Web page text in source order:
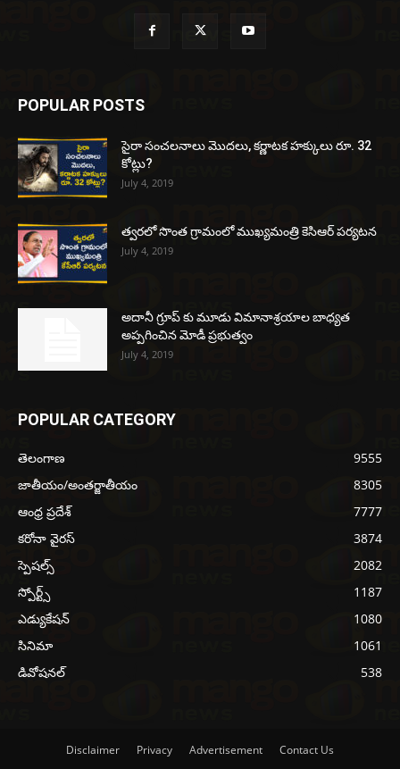
POPULAR POSTS
సైరా సంచలనాలు మొదలు, కర్ణాటక హక్కులు రూ. 32
కోట్లు?
July 4, 2019
త్వరలో సొంత గ్రామంలో ముఖ్యమంత్రి కెసిఆర్ పర్యటన
July 4, 2019
అదానీ గ్రూప్ కు మూడు విమానాశ్రయాల బాధ్యత
అప్పగించిన మోడీ ప్రభుత్వం
July 4, 2019
POPULAR CATEGORY
తెలంగాణ
9555
జాతీయం/అంతర్జాతీయం
8305
ఆంధ్ర ప్రదేశ్
7777
కరోనా వైరస్
3874
స్పెషల్స్
2082
స్పోర్ట్స్
1187
ఎడ్యుకేషన్
1080
సినిమా
1061
డివోషనల్
538
Disclaimer Privacy Advertisement Contact Us